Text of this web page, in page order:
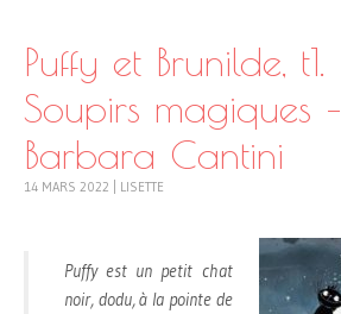
Puffy et Brunilde, t1.
Soupirs magiques –
Barbara Cantini
14 MARS 2022 LISETTE
Puffy est un petit chat
noir, dodu, à la pointe de